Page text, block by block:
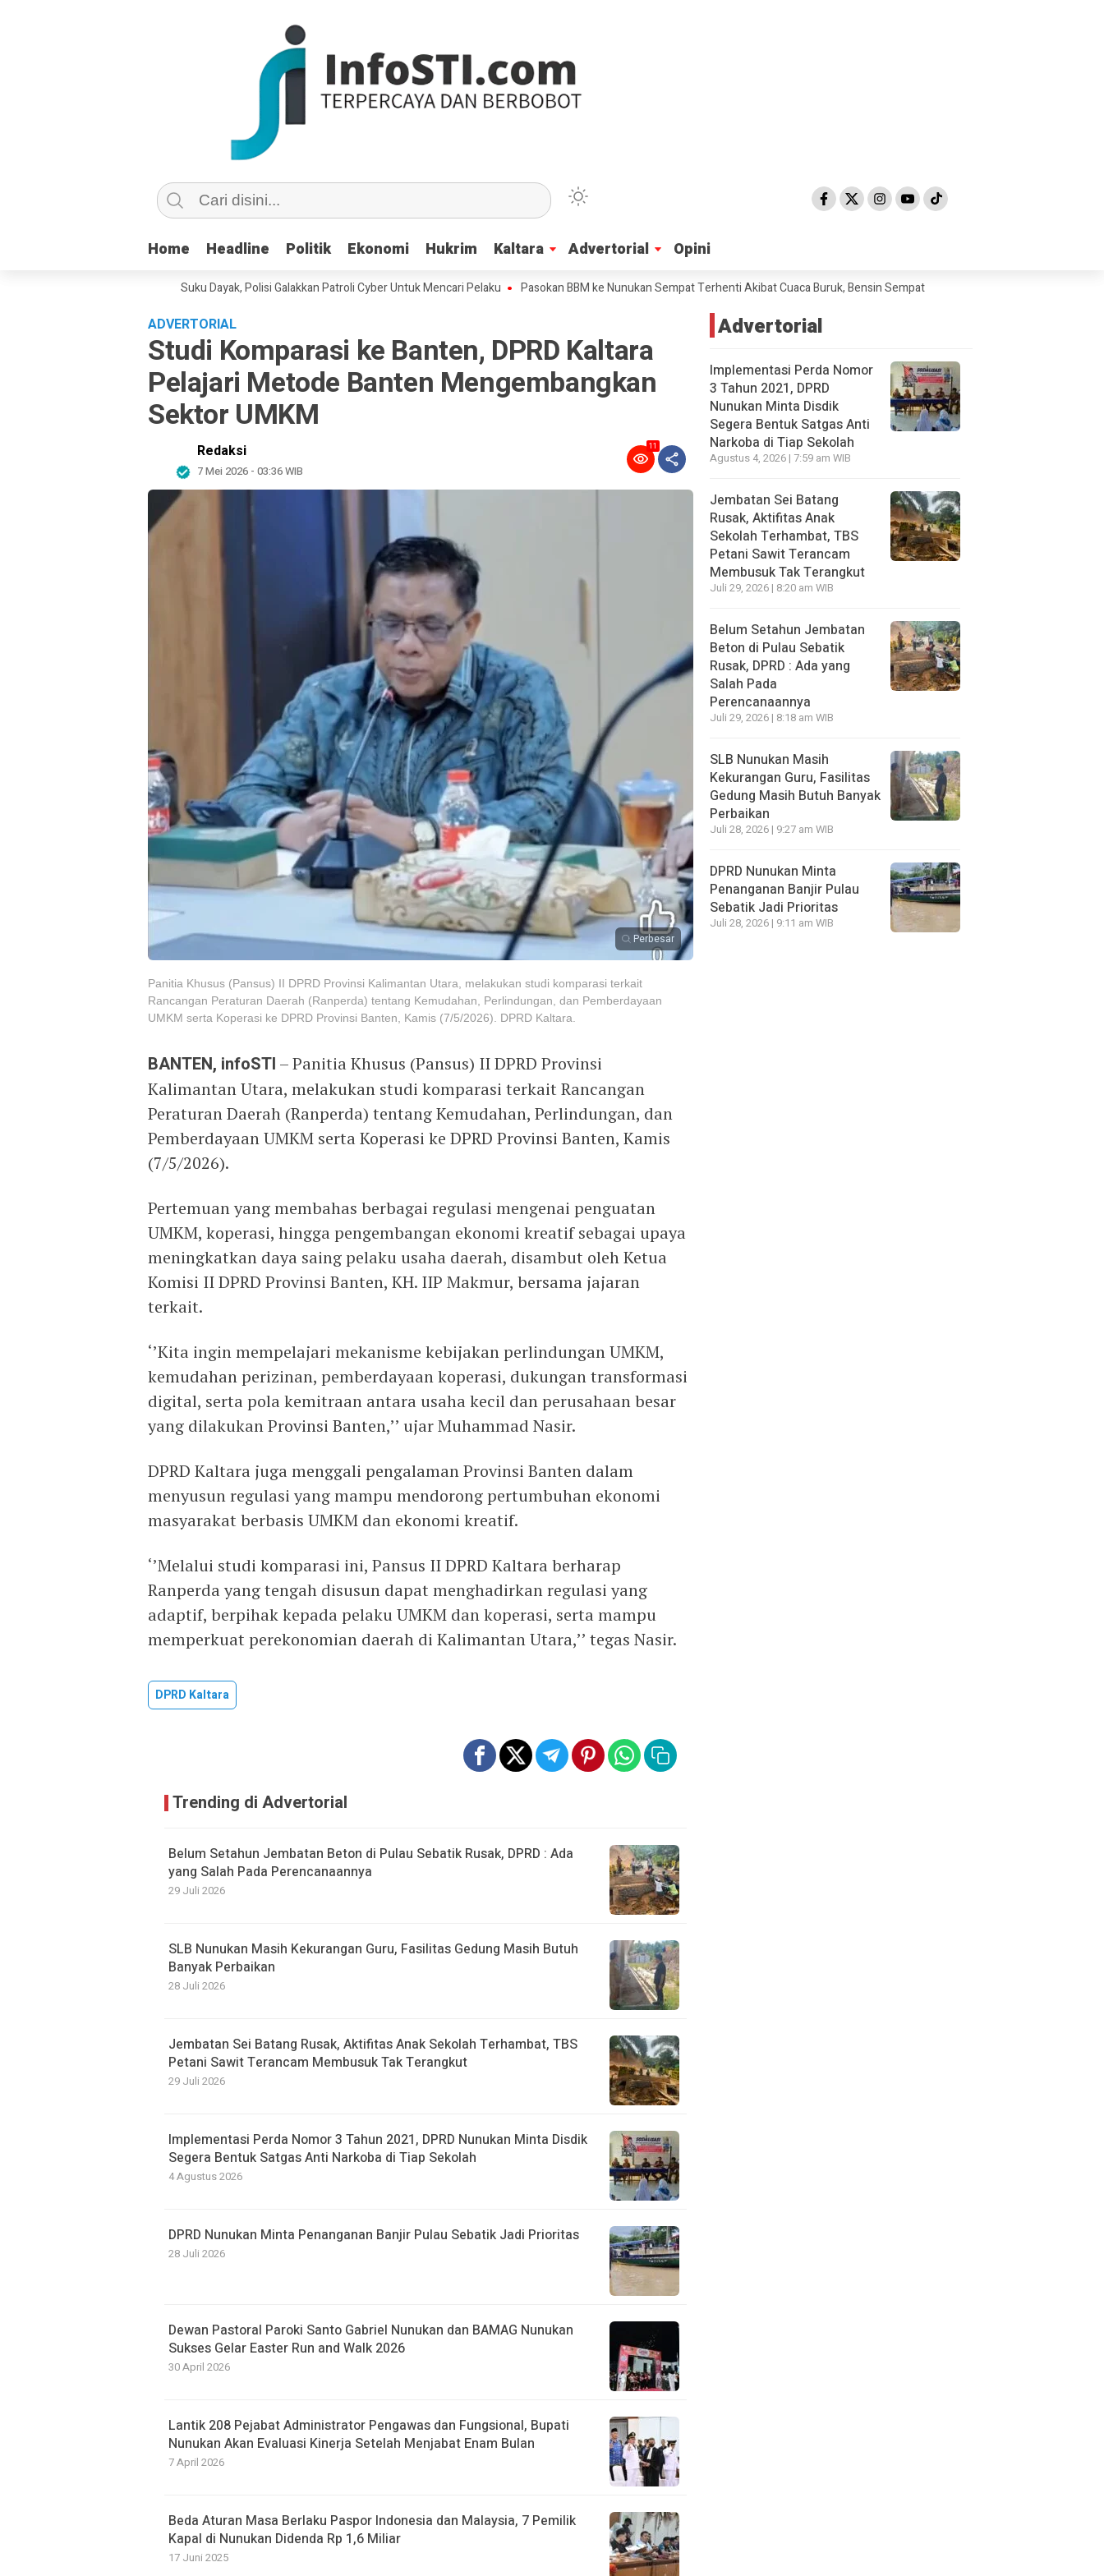
Home Headline Politik Ekonomi Hukrim Kaltara Advertorial Opini
Home Headline Politik Ekonomi Hukrim Kaltara Advertorial Opini
di Medsos Picu Amarah Suku Dayak, Polisi Galakkan Patroli Cyber Untuk Mencari Pelaku Pasokan BBM ke Nunukan Sempat Terhenti Akibat Cuaca Buruk, Bensin Sempat Dibanderol Rp 40.000/Liter
ADVERTORIAL
Studi Komparasi ke Banten, DPRD Kaltara
Pelajari Metode Banten Mengembangkan
Sektor UMKM
Redaksi
7 Mei 2026 - 03:36 WIB
11
Perbesar
Panitia Khusus (Pansus) II DPRD Provinsi Kalimantan Utara, melakukan studi komparasi terkait
Rancangan Peraturan Daerah (Ranperda) tentang Kemudahan, Perlindungan, dan Pemberdayaan
UMKM serta Koperasi ke DPRD Provinsi Banten, Kamis (7/5/2026). DPRD Kaltara.
BANTEN, infoSTI – Panitia Khusus (Pansus) II DPRD Provinsi
Kalimantan Utara, melakukan studi komparasi terkait Rancangan
Peraturan Daerah (Ranperda) tentang Kemudahan, Perlindungan, dan
Pemberdayaan UMKM serta Koperasi ke DPRD Provinsi Banten, Kamis
(7/5/2026).
Pertemuan yang membahas berbagai regulasi mengenai penguatan
UMKM, koperasi, hingga pengembangan ekonomi kreatif sebagai upaya
meningkatkan daya saing pelaku usaha daerah, disambut oleh Ketua
Komisi II DPRD Provinsi Banten, KH. IIP Makmur, bersama jajaran
terkait.
‘’Kita ingin mempelajari mekanisme kebijakan perlindungan UMKM,
kemudahan perizinan, pemberdayaan koperasi, dukungan transformasi
digital, serta pola kemitraan antara usaha kecil dan perusahaan besar
yang dilakukan Provinsi Banten,’’ ujar Muhammad Nasir.
DPRD Kaltara juga menggali pengalaman Provinsi Banten dalam
menyusun regulasi yang mampu mendorong pertumbuhan ekonomi
masyarakat berbasis UMKM dan ekonomi kreatif.
‘’Melalui studi komparasi ini, Pansus II DPRD Kaltara berharap
Ranperda yang tengah disusun dapat menghadirkan regulasi yang
adaptif, berpihak kepada pelaku UMKM dan koperasi, serta mampu
memperkuat perekonomian daerah di Kalimantan Utara,’’ tegas Nasir.
DPRD Kaltara
Trending di Advertorial
Belum Setahun Jembatan Beton di Pulau Sebatik Rusak, DPRD : Ada
yang Salah Pada Perencanaannya
29 Juli 2026
SLB Nunukan Masih Kekurangan Guru, Fasilitas Gedung Masih Butuh
Banyak Perbaikan
28 Juli 2026
Jembatan Sei Batang Rusak, Aktifitas Anak Sekolah Terhambat, TBS
Petani Sawit Terancam Membusuk Tak Terangkut
29 Juli 2026
Implementasi Perda Nomor 3 Tahun 2021, DPRD Nunukan Minta Disdik
Segera Bentuk Satgas Anti Narkoba di Tiap Sekolah
4 Agustus 2026
DPRD Nunukan Minta Penanganan Banjir Pulau Sebatik Jadi Prioritas
28 Juli 2026
Dewan Pastoral Paroki Santo Gabriel Nunukan dan BAMAG Nunukan
Sukses Gelar Easter Run and Walk 2026
30 April 2026
Lantik 208 Pejabat Administrator Pengawas dan Fungsional, Bupati
Nunukan Akan Evaluasi Kinerja Setelah Menjabat Enam Bulan
7 April 2026
Beda Aturan Masa Berlaku Paspor Indonesia dan Malaysia, 7 Pemilik
Kapal di Nunukan Didenda Rp 1,6 Miliar
17 Juni 2025
Advertorial
Implementasi Perda Nomor
3 Tahun 2021, DPRD
Nunukan Minta Disdik
Segera Bentuk Satgas Anti
Narkoba di Tiap Sekolah
Agustus 4, 2026 | 7:59 am WIB
Jembatan Sei Batang
Rusak, Aktifitas Anak
Sekolah Terhambat, TBS
Petani Sawit Terancam
Membusuk Tak Terangkut
Juli 29, 2026 | 8:20 am WIB
Belum Setahun Jembatan
Beton di Pulau Sebatik
Rusak, DPRD : Ada yang
Salah Pada
Perencanaannya
Juli 29, 2026 | 8:18 am WIB
SLB Nunukan Masih
Kekurangan Guru, Fasilitas
Gedung Masih Butuh Banyak
Perbaikan
Juli 28, 2026 | 9:27 am WIB
DPRD Nunukan Minta
Penanganan Banjir Pulau
Sebatik Jadi Prioritas
Juli 28, 2026 | 9:11 am WIB